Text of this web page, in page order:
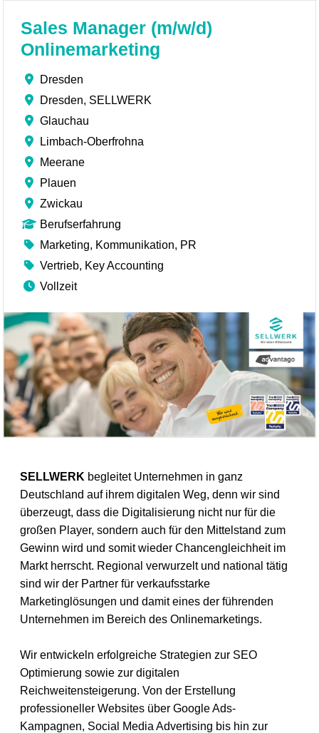
Sales Manager (m/w/d)
Onlinemarketing
Dresden
Dresden, SELLWERK
Glauchau
Limbach-Oberfrohna
Meerane
Plauen
Zwickau
Berufserfahrung
Marketing, Kommunikation, PR
Vertrieb, Key Accounting
Vollzeit
SELLWERK begleitet Unternehmen in ganz
Deutschland auf ihrem digitalen Weg, denn wir sind
überzeugt, dass die Digitalisierung nicht nur für die
großen Player, sondern auch für den Mittelstand zum
Gewinn wird und somit wieder Chancengleichheit im
Markt herrscht. Regional verwurzelt und national tätig
sind wir der Partner für verkaufsstarke
Marketinglösungen und damit eines der führenden
Unternehmen im Bereich des Onlinemarketings.
Wir entwickeln erfolgreiche Strategien zur SEO
Optimierung sowie zur digitalen
Reichweitensteigerung. Von der Erstellung
professioneller Websites über Google Ads-
Kampagnen, Social Media Advertising bis hin zur